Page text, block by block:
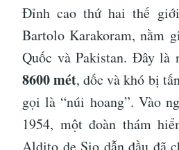
Đỉnh cao thứ hai thế
Bartolo Karakoram, nằm
Quốc và Pakistan. Đây là
8600 mét, dốc và khó bị
gọi là “núi hoang”. Vào
1954, một đoàn thám